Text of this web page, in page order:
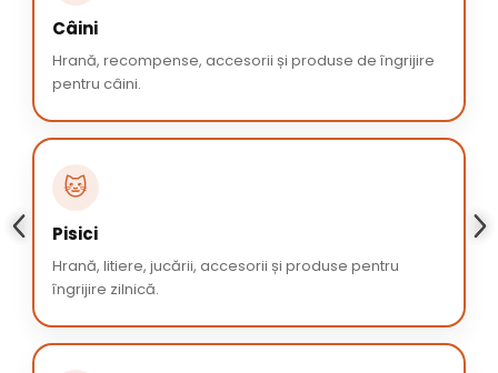
Câini
Hrană, recompense, accesorii și produse de îngrijire
pentru câini.
🐱
Pisici
Hrană, litiere, jucării, accesorii și produse pentru
îngrijire zilnică.